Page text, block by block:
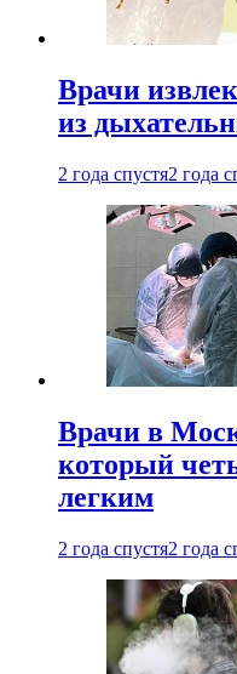
Врачи
из
2 года спустя2 года
Врачи в
который
легким
2 года спустя2 года